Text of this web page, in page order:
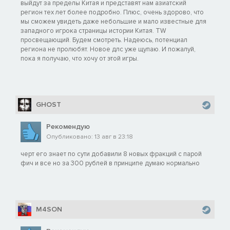
Уникальные отряды:
• цзинские пехотинцы (алебардисты, против конницы,
высокая мораль, хорошая броня)
• цзинские лучники (превосходный урон от обстрела,
высокий боезапас)
развитием поселений: постройки в столицах областей
повышают или снижают его; так проявляется уникальное
качество князя «Реформа инфраструктуры».
Два доступных Сыма Аю уникальных поручения также
влияют на уровень преобразований. Его росту прямо и
косвенно способствует «Реструктуризация органов власти». В
выйдут за пределы Китая и представят нам азиатский
регион тех лет более подробно. Плюс, очень здорово, что
мы сможем увидеть даже небольшие и мало известные для
западного игрока страницы истории Китая. TW
просвещающий. Будем смотреть. Надеюсь, потенциал
региона не пролюбят. Новое длс уже щупаю. И пожалуй,
пока я получаю, что хочу от этой игры.
GHOST
Рекомендую
Опубликовано: 13 авг в 23:18
черт его знает по сути добавили 8 новых фракций с парой
фич и все но за 300 рублей в принципе думаю нормально
M4SON